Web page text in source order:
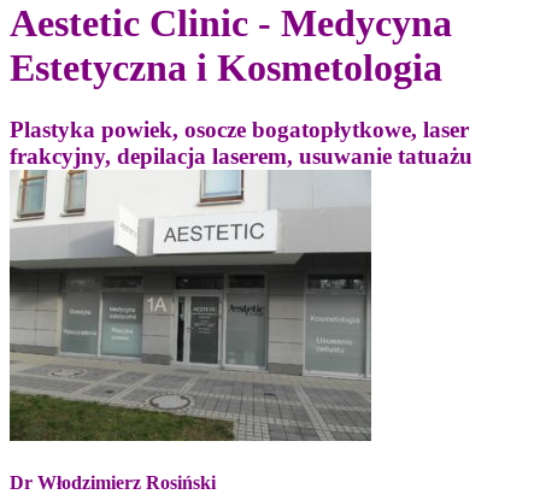
Aestetic Clinic - Medycyna
Estetyczna i Kosmetologia
Plastyka powiek, osocze bogatopłytkowe, laser
frakcyjny, depilacja laserem, usuwanie tatuażu
Dr Włodzimierz Rosiński